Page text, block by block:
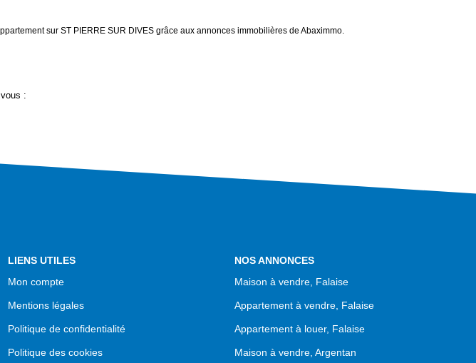
sur ST PIERRE SUR DIVES grâce aux annonces immobilières de Abaximmo.
:
LIENS UTILES
Mon compte
Mentions légales
Politique de confidentialité
Politique des cookies
NOS ANNONCES
Maison à vendre, Falaise
Appartement à vendre, Falaise
Appartement à louer, Falaise
Maison à vendre, Argentan